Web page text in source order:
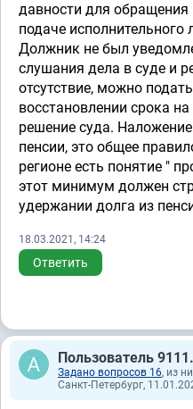
давности для обращения
подаче исполнительного
Должник не был
слушания дела в суде и
отсутствие, можно
восстановлении срока
решение суда.
пенсии, это общее
регионе есть понятие "
этот минимум должен
удержании долга из
18.03.2021, 14:24
Ответить
Пользователь
Задано вопросов 16, из
Санкт-Петербург,